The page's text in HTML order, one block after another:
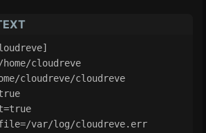
cloudreve
cloudreve/cloudreve
var/log/cloudreve.err